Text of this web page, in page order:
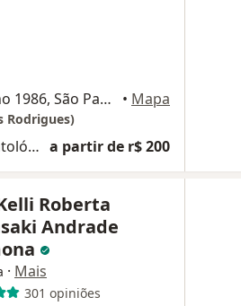
Rua Doutor Luiz Migliano 1986, São Paulo • Mapa
Rodrigues)
Primeira consulta Odontológica a partir de r$ 200
Roberta
Andrade
· Mais
301 opiniões